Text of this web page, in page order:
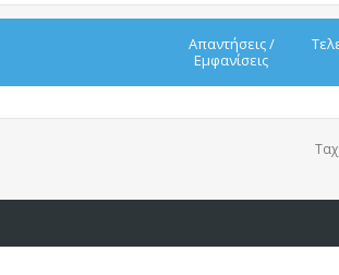
Απαντήσεις/
Εμφανίσεις